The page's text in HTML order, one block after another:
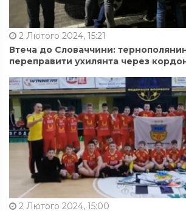
2 Лютого 2024, 15:21
Втеча до Словаччини:
переправити ухилянта через
2 Лютого 2024, 15:00